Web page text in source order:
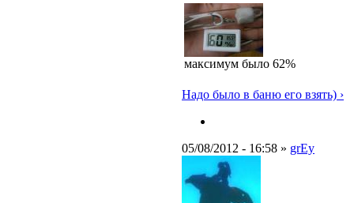
максимум было 62%
Надо было в баню его взять) ›
05/08/2012 - 16:58 » grEy